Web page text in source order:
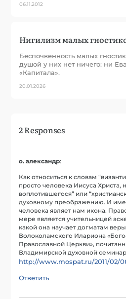
06.11.2012
Нигилизм малых
Беспочвенность малых
душой у них нет ничего: ни
«Капитала».
20.01.2026
2 Responses
о. александр:
Как относиться к словам
просто человека Иисуса Христа,
воплотившегося” или
духовному преображению. И
человека являет нам икона.
мере является учительницей
какой она научает догматам
Волоколамского Илариона
Православной Церкви»,
Владимирской духовной
http://www.mospat.ru/2011/02/
Ответить